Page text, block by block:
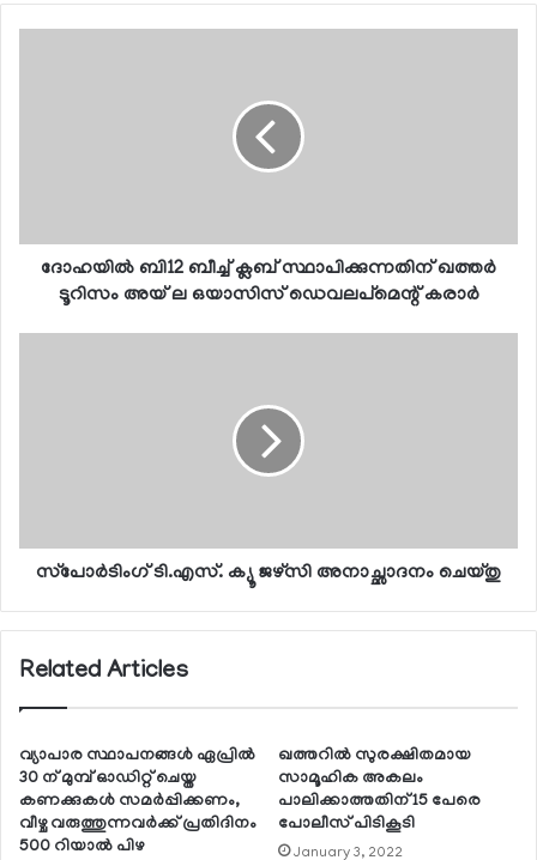
ദോഹയില്‍ ബി12 ബീച്ച് ക്ലബ് സ്ഥാപിക്കുന്നതിന് ഖത്തര്‍
ടൂറിസം അയ് ല ഒയാസിസ് ഡെവലപ്മെന്റ് കരാര്‍
സ്‌പോര്‍ടിംഗ് ടി.എസ്. ക്യൂ ജഴ്‌സി അനാച്ഛാദനം ചെയ്തു
Related Articles
വ്യാപാര സ്ഥാപനങ്ങള്‍ ഏപ്രില്‍
30 ന് മുമ്പ് ഓഡിറ്റ് ചെയ്ത
കണക്കുകള്‍ സമര്‍പ്പിക്കണം,
വീഴ്ച വരുത്തുന്നവര്‍ക്ക് പ്രതിദിനം
500 റിയാല്‍ പിഴ
ഖത്തറില്‍ സുരക്ഷിതമായ
സാമൂഹിക അകലം
പാലിക്കാത്തതിന് 15 പേരെ
പോലീസ് പിടികൂടി
January 3, 2022